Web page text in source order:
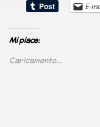
E-
Mi piace:
Caricamento...